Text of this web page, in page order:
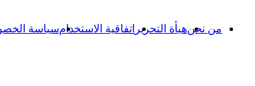
من نحنهيأة التحرير اتفاقية الاستخدامسياسة